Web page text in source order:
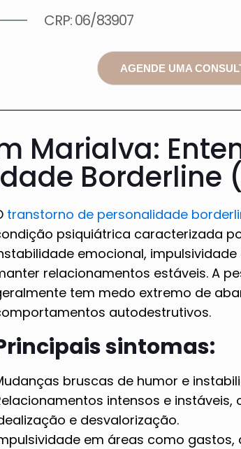
CRP: 06/83907
AGENDE UMA
Marialva:
Borderline
transtorno de personalidade
psiquiátrica caracterizada
emocional,
relacionamentos estáveis. A
tem medo extremo de
autodestrutivos.
sintomas:
bruscas de humor e
intensos e instáveis,
e desvalorização.
em áreas como gastos,